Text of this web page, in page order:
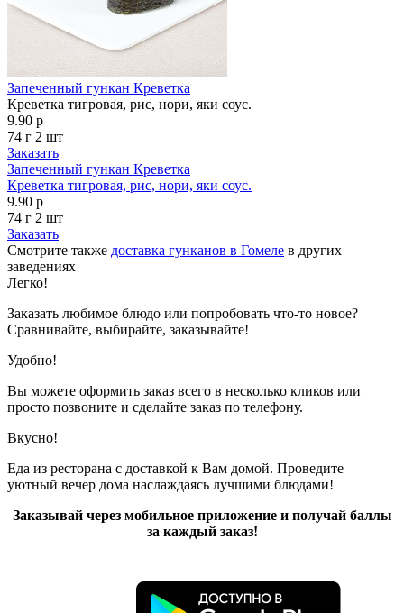
Запеченный гункан Креветка
Креветка тигровая, рис, нори, яки соус.
9.90 р
74 г 2 шт
Заказать
Запеченный гункан Креветка
Креветка тигровая, рис, нори, яки соус.
9.90 р
74 г 2 шт
Заказать
Смотрите также доставка гунканов в Гомеле в других
заведениях
Легко!
Заказать любимое блюдо или попробовать что-то новое?
Сравнивайте, выбирайте, заказывайте!
Удобно!
Вы можете оформить заказ всего в несколько кликов или
просто позвоните и сделайте заказ по телефону.
Вкусно!
Еда из ресторана с доставкой к Вам домой. Проведите
уютный вечер дома наслаждаясь лучшими блюдами!
Заказывай через мобильное приложение и получай баллы
за каждый заказ!